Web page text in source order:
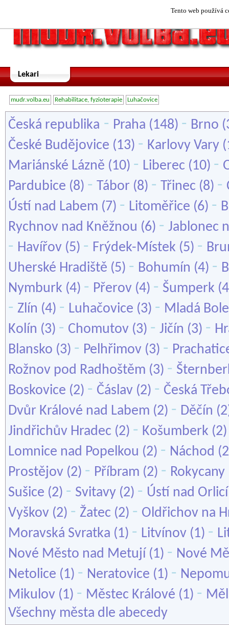
Tento web používá
Lekari
mudr.volba.eu Rehabilitace, fyzioterapie Luhačovice
Česká republika - Praha (148) - Brno
České Budějovice (13) - Karlovy Vary
Mariánské Lázně (10) - Liberec (10) -
Pardubice (8) - Tábor (8) - Třinec (8) -
Ústí nad Labem (7) - Litoměřice (6) -
Rychnov nad Kněžnou (6) - Jablonec
- Havířov (5) - Frýdek-Místek (5) -
Uherské Hradiště (5) - Bohumín (4) -
Nymburk (4) - Přerov (4) - Šumperk
- Zlín (4) - Luhačovice (3) - Mladá
Kolín (3) - Chomutov (3) - Jičín (3) -
Blansko (3) - Pelhřimov (3) -
Rožnov pod Radhoštěm (3) -
Boskovice (2) - Čáslav (2) - Česká
Dvůr Králové nad Labem (2) - Děčín
Jindřichův Hradec (2) - Košumberk
Lomnice nad Popelkou (2) - Náchod
Prostějov (2) - Příbram (2) - Rokycany
Sušice (2) - Svitavy (2) - Ústí nad Orlicí
Vyškov (2) - Žatec (2) - Oldřichov na
Moravská Svratka (1) - Litvínov (1) -
Nové Město nad Metují (1) - Nové
Netolice (1) - Neratovice (1) -
Mikulov (1) - Městec Králové (1) -
Všechny města dle abecedy